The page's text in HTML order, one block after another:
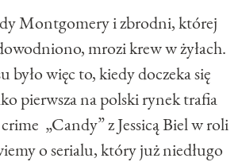
Montgomery i zbrodni, której
mrozi krew w żyłach.
było więc to, kiedy doczeka się
pierwsza na polski rynek trafia
„Candy” z Jessicą Biel w roli
o serialu, który już niedługo